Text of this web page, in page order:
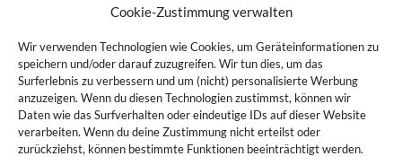
Cookie-Zustimmung verwalten
Wir verwenden Technologien wie Cookies, um Geräteinformationen zu
speichern und/oder darauf zuzugreifen. Wir tun dies, um das
Surferlebnis zu verbessern und um (nicht) personalisierte Werbung
anzuzeigen. Wenn du diesen Technologien zustimmst, können wir
Daten wie das Surfverhalten oder eindeutige IDs auf dieser Website
verarbeiten. Wenn du deine Zustimmung nicht erteilst oder
zurückziehst, können bestimmte Funktionen beeinträchtigt werden.